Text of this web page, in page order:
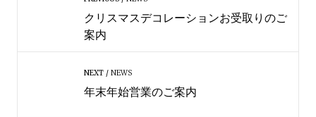
クリスマスデコレーションお受取りのご
案内
NEXT NEWS
年末年始営業のご案内